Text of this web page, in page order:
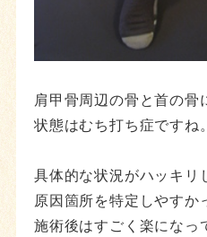
肩甲骨周辺の骨と首の骨
状態はむち打ち症ですね。
具体的な状況がハッキリ
原因箇所を特定しやすか
施術後はすごく楽になっ